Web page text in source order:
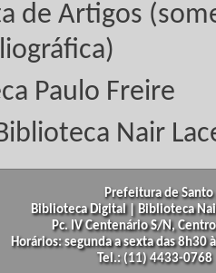
de Artigos
Paulo Freire
Nair
Prefeitura de
Biblioteca Digital | Biblioteca
Pc. IV Centenário S/N,
Horários: segunda a sexta das
Tel.: (11) 4433-